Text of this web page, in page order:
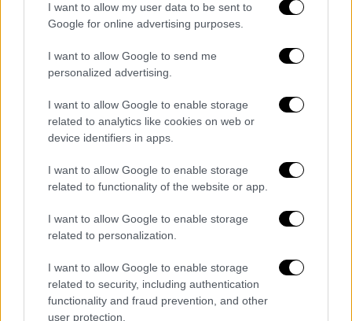
I want to allow my user data to be sent to
Google for online advertising purposes.
I want to allow Google to send me
personalized advertising.
I want to allow Google to enable storage
related to analytics like cookies on web or
device identifiers in apps.
I want to allow Google to enable storage
related to functionality of the website or app.
I want to allow Google to enable storage
related to personalization.
I want to allow Google to enable storage
related to security, including authentication
functionality and fraud prevention, and other
user protection.
της Δημοκρατίας στο Διάγγελμά της την 24η
Μαρτίου; Και ποιό το κίνητρο για την
«ατομική ευθύνη» την οποία επικαλούνται
όλοι, εάν δεν υπάρχει πρωτίστως η αναγκαία
πολιτική ευθύνη; Μήπως πρέπει, μέσω της
κίνησης αυτής, της επιχορήγησης του ΕΣΥ
από τον - δημόσιο - οβολό των κομμάτων, να
συνεννοείται, ομονοεί και τίθεται
αλληλέγγυο στην εναγώνια προσπάθεια του
συστήματος Υγείας να σταθεί στα πόδια του;
Να αγοράσει τους απαραίτητους
αναπνευστήρες, που θα καταστήσουν το
μαρτύριο ηπιότερο; Να προσλάβει γιατρούς
και προσωπικό, που θα οπλίσουν τα